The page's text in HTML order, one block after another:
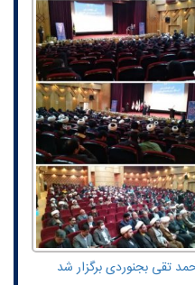
تقی بجنوردی برگزار شد